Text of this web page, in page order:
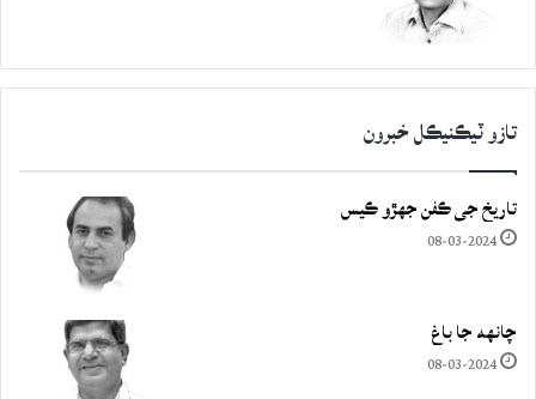
تازو ٽيڪنيڪل خبرون
تاريخ جي ڪفن جھڙو ڪيس
08-03-2024
چانهه جا باغ
08-03-2024